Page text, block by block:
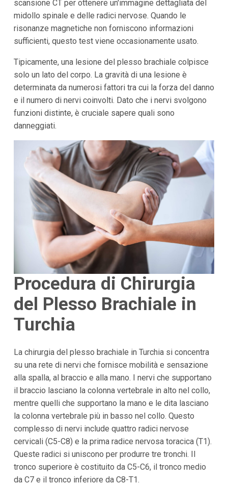
scansione CT per ottenere un'immagine dettagliata del
midollo spinale e delle radici nervose. Quando le
risonanze magnetiche non forniscono informazioni
sufficienti, questo test viene occasionamente usato.
Tipicamente, una lesione del plesso brachiale colpisce
solo un lato del corpo. La gravità di una lesione è
determinata da numerosi fattori tra cui la forza del danno
e il numero di nervi coinvolti. Dato che i nervi svolgono
funzioni distinte, è cruciale sapere quali sono
danneggiati.
Procedura di Chirurgia
del Plesso Brachiale in
Turchia
La chirurgia del plesso brachiale in Turchia si concentra
su una rete di nervi che fornisce mobilità e sensazione
alla spalla, al braccio e alla mano. I nervi che supportano
il braccio lasciano la colonna vertebrale in alto nel collo,
mentre quelli che supportano la mano e le dita lasciano
la colonna vertebrale più in basso nel collo. Questo
complesso di nervi include quattro radici nervose
cervicali (C5-C8) e la prima radice nervosa toracica (T1).
Queste radici si uniscono per produrre tre tronchi. Il
tronco superiore è costituito da C5-C6, il tronco medio
da C7 e il tronco inferiore da C8-T1.